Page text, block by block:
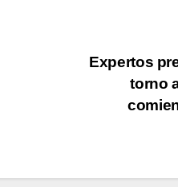
Expertos
torno